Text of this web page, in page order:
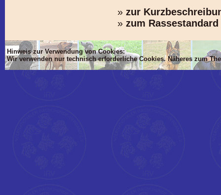
» zur
» zum Rassestandard
Hinweis zur Verwendung von Cookies:
Wir verwenden nur technisch erforderliche Cookies. Näheres zum
'Dim mlTIT, mlBOD, mlVON, mlsTIT, mlAN, mlsBOD